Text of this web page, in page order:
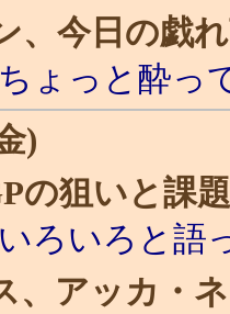
、今日の戯
ょっと酔っ
)
の狙いと課題
ろいろと語
、アッカ・